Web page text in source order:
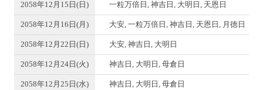
2058年12月15日(日) 一粒万倍日, 神吉日, 大明日, 天恩日
2058年12月16日(月) 大安, 一粒万倍日, 神吉日, 天恩日, 月徳日
2058年12月22日(日) 大安, 神吉日, 大明日
2058年12月24日(火) 神吉日, 大明日, 母倉日
2058年12月25日(水) 神吉日, 大明日, 母倉日